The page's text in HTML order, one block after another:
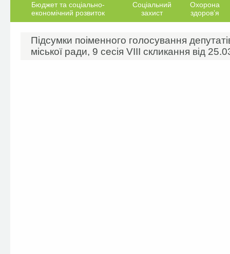
Бюджет та соціально-
економічний розвиток
Соціальний
захист
Охорона
здоров’я
Підсумки поіменного голосування
міської ради, 9 сесія VIII скликання від